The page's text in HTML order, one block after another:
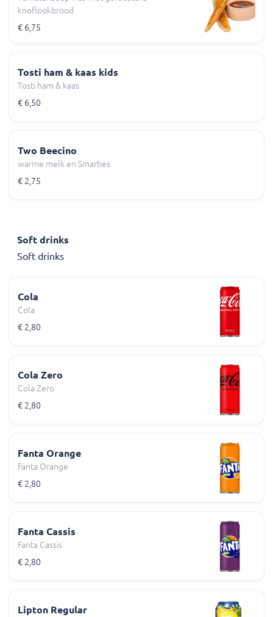
knoflookbrood
€ 6,75
Tosti ham & kaas kids
Tosti ham & kaas
€ 6,50
Two Beecino
warme melk en Smarties
€ 2,75
Soft drinks
Soft drinks
Cola
Cola
€ 2,80
Cola Zero
Cola Zero
€ 2,80
Fanta Orange
Fanta Orange
€ 2,80
Fanta Cassis
Fanta Cassis
€ 2,80
Lipton Regular